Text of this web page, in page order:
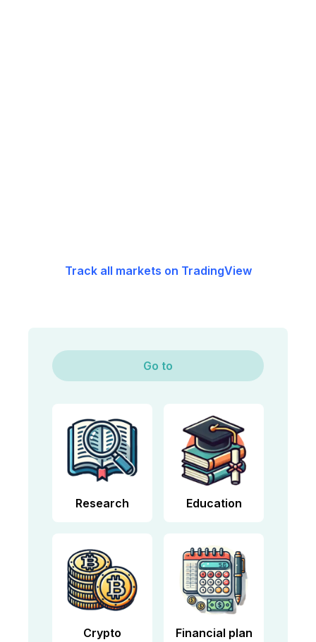
Track all markets on TradingView
Go to
Research Education
Crypto Financial plan